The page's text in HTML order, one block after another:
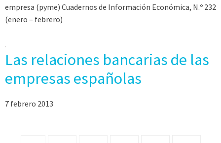
empresa (pyme) Cuadernos de Información Económica, N.º 232
(enero – febrero)
Las relaciones bancarias de las
empresas españolas
7 febrero 2013